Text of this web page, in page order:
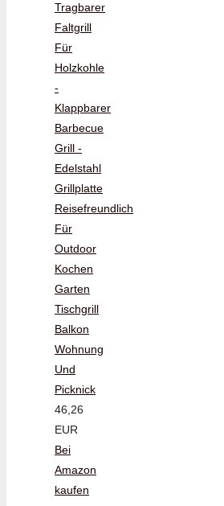
Tragbarer
Faltgrill
Für
Holzkohle
-
Klappbarer
Barbecue
Grill -
Edelstahl
Grillplatte
Reisefreundlich
Für
Outdoor
Kochen
Garten
Tischgrill
Balkon
Wohnung
Und
Picknick
46,26
EUR
Bei
Amazon
kaufen